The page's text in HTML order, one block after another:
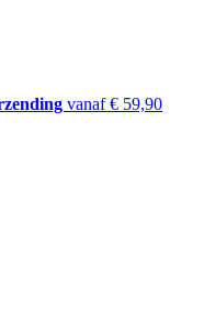
vanaf € 59,90